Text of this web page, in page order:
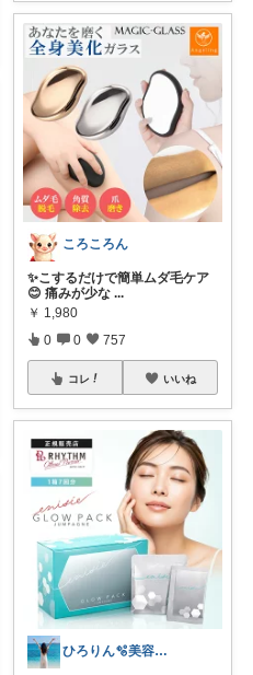
ころころん
✨こするだけで簡単ムダ毛ケア
😊 痛みが少な ...
￥ 1,980
0 0 757
コレ いいね
ひろりん🫧美容とファッションとネイル